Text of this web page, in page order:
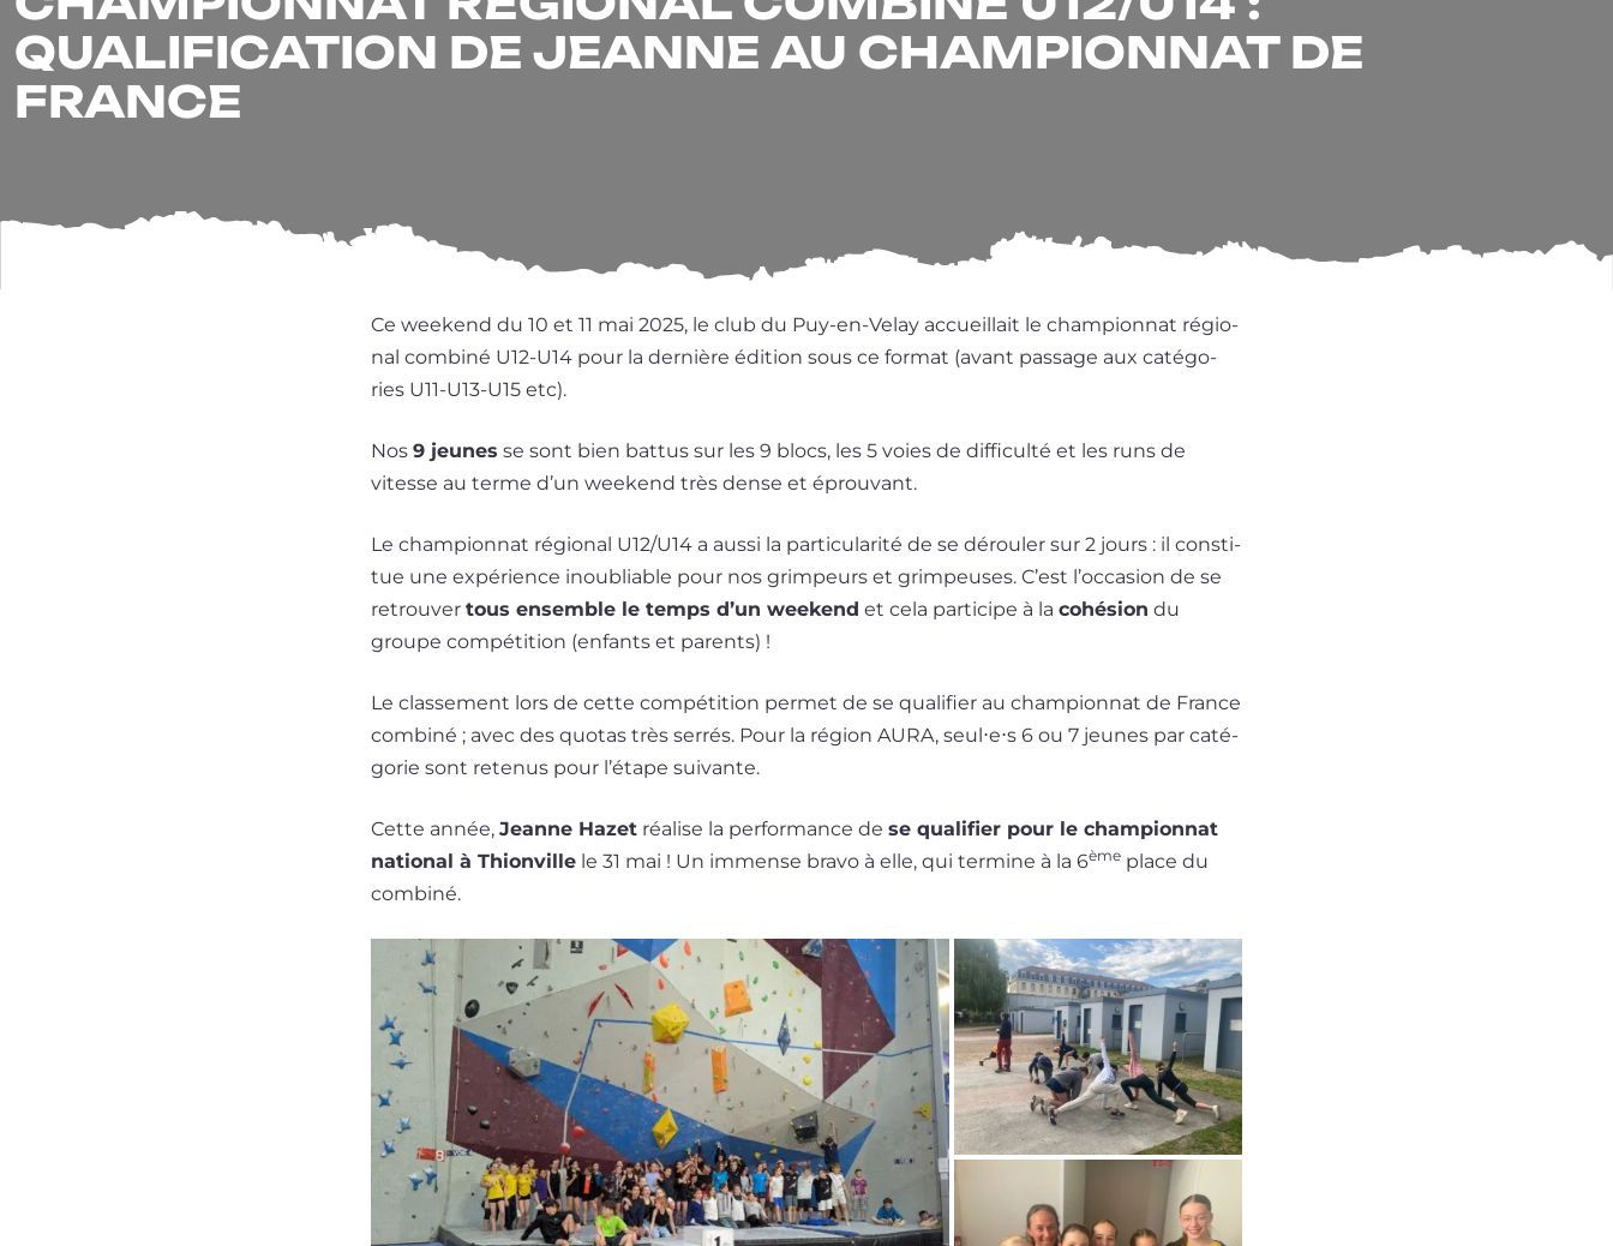
QUALIFICATION DE JEANNE AU CHAMPIONNAT DE
FRANCE
Ce wee­kend du 10 et 11 mai 2025, le club du Puy-en-Velay accueillait le cham­pion­nat régio­
nal com­bi­né U12-U14 pour la der­nière édi­tion sous ce for­mat (avant pas­sage aux caté­go­
ries U11-U13-U15 etc).
Nos 9 jeunes se sont bien bat­tus sur les 9 blocs, les 5 voies de dif­fi­cul­té et les runs de
vitesse au terme d’un wee­kend très dense et éprouvant.
Le cham­pion­nat régio­nal U12/U14 a aus­si la par­ti­cu­la­ri­té de se dérou­ler sur 2 jours : il consti­
tue une expé­rience inou­bliable pour nos grim­peurs et grim­peuses. C’est l’oc­ca­sion de se
retrou­ver tous ensemble le temps d’un wee­kend et cela par­ti­cipe à la cohé­sion du
groupe com­pé­ti­tion (enfants et parents) !
Le clas­se­ment lors de cette com­pé­ti­tion per­met de se qua­li­fier au cham­pion­nat de France
com­bi­né ; avec des quo­tas très ser­rés. Pour la région AURA, seul⋅e⋅s 6 ou 7 jeunes par caté­
go­rie sont rete­nus pour l’é­tape suivante.
Cette année, Jeanne Hazet réa­lise la per­for­mance de se qua­li­fier pour le cham­pion­nat
natio­nal à Thionville le 31 mai ! Un immense bra­vo à elle, qui ter­mine à la 6ème place du
combiné.